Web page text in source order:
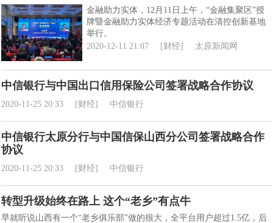
金融助力实体，12月11日上午，“金融集聚区”授
牌暨金融助力实体经济专题活动在清控创新基地
举行。
2020-12-11 21:07
[财经] 太原新闻网
中信银行与中国出口信用保险公司签署战略合作协议
2020-11-25 20:33 [财经] 中信银行
中信银行太原分行与中国信保山西分公司签署战略合作
协议
2020-11-25 20:33 [财经] 中信银行
转型升级始终在路上 这个“老乡”有点牛
早就听说山西有一个“老乡俱乐部”做的很大，全平台用户超过1.5亿，后